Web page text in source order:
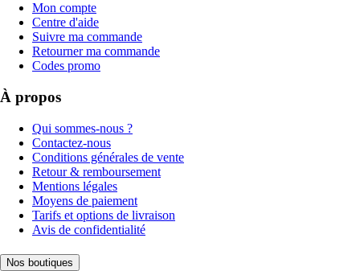
Mon compte
Centre d'aide
Suivre ma commande
Retourner ma commande
Codes promo
À propos
Qui sommes-nous ?
Contactez-nous
Conditions générales de vente
Retour & remboursement
Mentions légales
Moyens de paiement
Tarifs et options de livraison
Avis de confidentialité
Nos boutiques